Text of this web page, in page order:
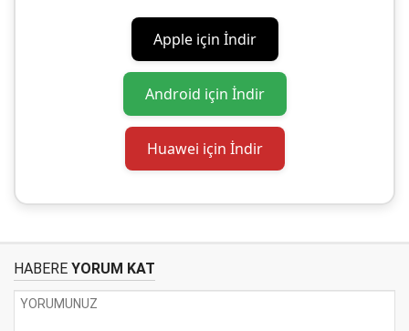
Apple için İndir
Android için İndir
Huawei için İndir
HABERE YORUM KAT